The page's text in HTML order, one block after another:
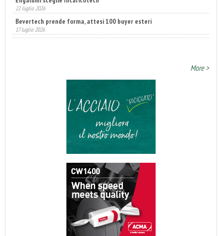
17 luglio 2026
Fatturato record per l'industria cosmetica in Italia
10 luglio 2026
More >